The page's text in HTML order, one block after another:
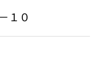
１０